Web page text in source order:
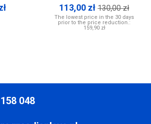
113,00 zł 130,00zł
The lowest price in the 30 days
prior to the price reduction.:
159,90 zł
048